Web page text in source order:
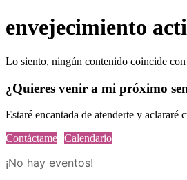
envejecimiento
Lo siento, ningún contenido coincide con
Footer
¿Quieres venir a mi próximo
Estaré encantada de atenderte y aclararé
Contáctame Calendario
¡No hay eventos!